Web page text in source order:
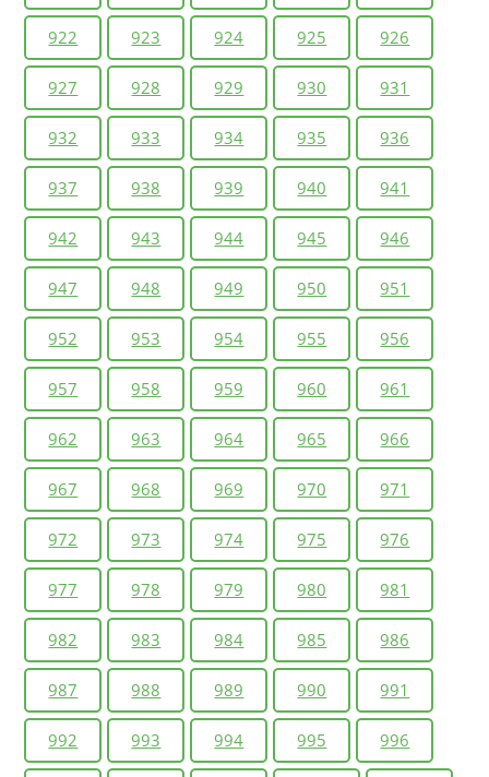
922 923 924 925 926
927 928 929 930 931
932 933 934 935 936
937 938 939 940 941
942 943 944 945 946
947 948 949 950 951
952 953 954 955 956
957 958 959 960 961
962 963 964 965 966
967 968 969 970 971
972 973 974 975 976
977 978 979 980 981
982 983 984 985 986
987 988 989 990 991
992 993 994 995 996